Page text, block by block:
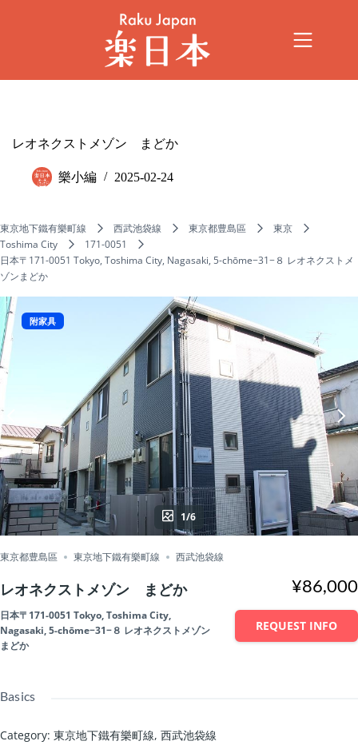
レオネクストメゾン まどか
樂小編 2025-02-24
東京地下鐵有樂町線 西武池袋線 東京都豊島區
東京
Toshima City
171-0051
日本〒171-0051 Tokyo, Toshima City, Nagasaki, 5-chōme−31−８ レオネクストメ
ゾンまどか
附家具
1/6
東京都豊島區 東京地下鐵有樂町線 西武池袋線
レオネクストメゾン まどか
日本〒171-0051 Tokyo, Toshima City,
Nagasaki, 5-chōme−31−８ レオネクストメゾン
まどか
¥86,000
REQUEST INFO
Basics
Category: 東京地下鐵有樂町線, 西武池袋線